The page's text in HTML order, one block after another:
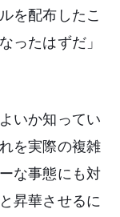
を配布したこ
ったはずだ」
いか知ってい
を実際の複雑
な事態にも対
昇華させるに